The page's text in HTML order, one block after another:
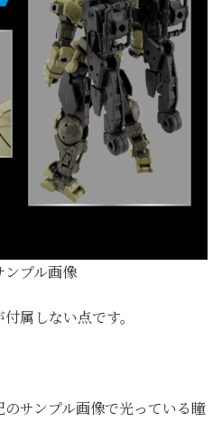
ンプル画像
属しない点です。
サンプル画像で光っている瞳